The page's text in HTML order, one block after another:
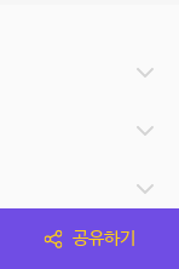
공유하기